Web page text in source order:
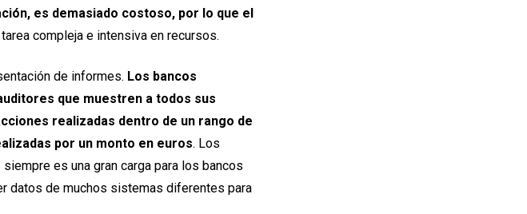
es demasiado costoso, por lo que el
compleja e intensiva en recursos.
de informes. Los bancos
que muestren a todos sus
realizadas dentro de un rango de
por un monto en euros. Los
es una gran carga para los bancos
datos de muchos sistemas diferentes para